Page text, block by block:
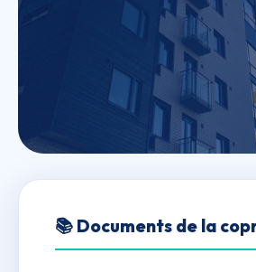
SDC 44
LORRAINE
📚 Documents de la